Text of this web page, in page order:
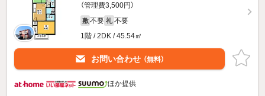
（管理費3,500円）
敷 不要 礼 不要
1階 / 2DK / 45.54㎡
お問い合わせ （無料）
ほか提供